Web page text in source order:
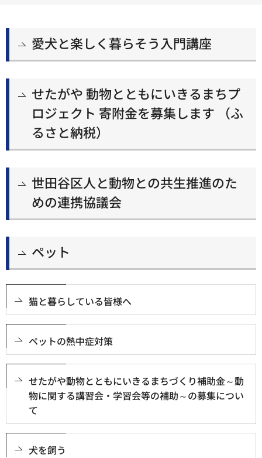
愛犬と楽しく暮らそう入門講座
せたがや 動物とともにいきるまちプ
ロジェクト 寄附金を募集します （ふ
るさと納税）
世田谷区人と動物との共生推進のた
めの連携協議会
ペット
猫と暮らしている皆様へ
ペットの熱中症対策
せたがや動物とともにいきるまちづくり補助金～動
物に関する講習会・学習会等の補助～の募集につい
て
犬を飼う